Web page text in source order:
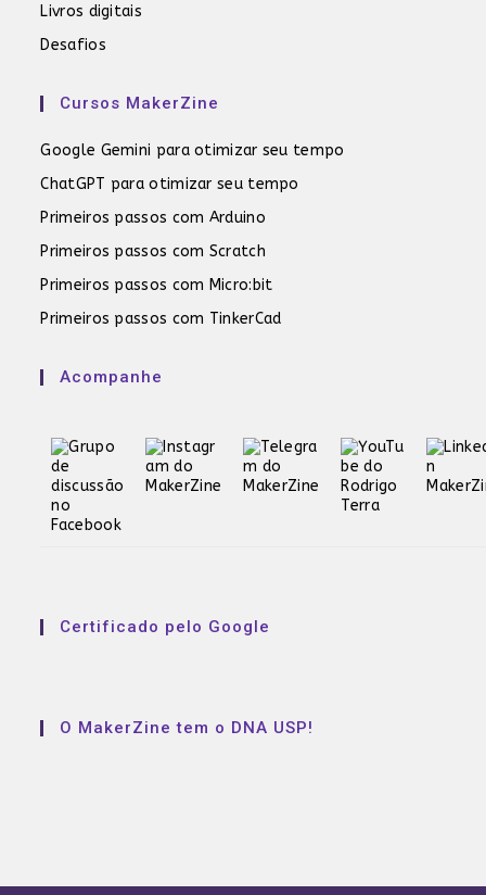
Livros digitais
Desafios
Cursos MakerZine
Google Gemini para otimizar seu tempo
ChatGPT para otimizar seu tempo
Primeiros passos com Arduino
Primeiros passos com Scratch
Primeiros passos com Micro:bit
Primeiros passos com TinkerCad
Acompanhe
Certificado pelo Google
O MakerZine tem o DNA USP!